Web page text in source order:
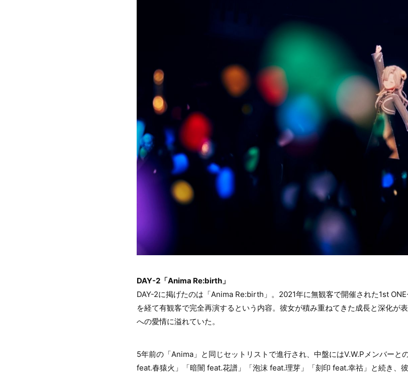
DAY-2「Anima Re:birth」
DAY-2に掲げたのは「Anima Re:birth」。2021年に無観客で開催された1st
を経て有観客で完全再演するという内容。彼女が積み重ねてきた成長と深化が
への愛情に溢れていた。
5年前の「Anima」と同じセットリストで進行され、中盤にはV.W.Pメンバーと
feat.春猿火」「暗闇 feat.花譜」「泡沫 feat.理芽」「刻印 feat.幸祜」と続き、